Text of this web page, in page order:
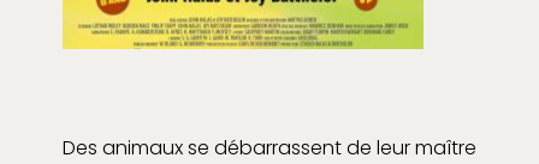
Des animaux se débarrassent de leur maître